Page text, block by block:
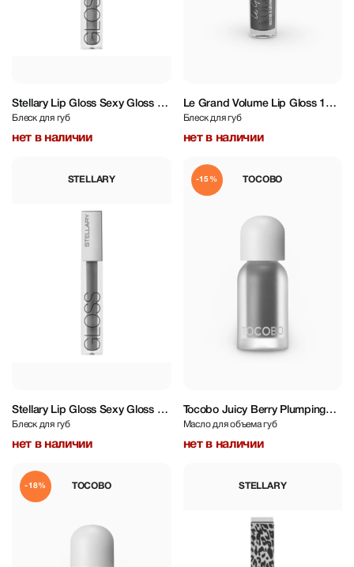
Stellary Lip Gloss Sexy Gloss 17
- 4 ml
Блеск для губ
нет в наличии
Le Grand Volume Lip Gloss 12
Red Ceries 3 ml
Блеск для губ
нет в наличии
STELLARY
Stellary Lip Gloss Sexy Gloss 18
- 4 ml
Блеск для губ
нет в наличии
TOCOBO
-15%
Tocobo Juicy Berry Plumping
Lip Oil 4 g
Масло для объема губ
нет в наличии
TOCOBO
-18% STELLARY